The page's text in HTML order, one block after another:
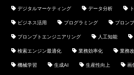
デジタルマーケティング データ分析
ビジネス活用 プログラミング プロン
プロンプトエンジニアリング 人工知能
検索エンジン最適化 業務効率化 業務
機械学習 生成AI 生産性向上 画